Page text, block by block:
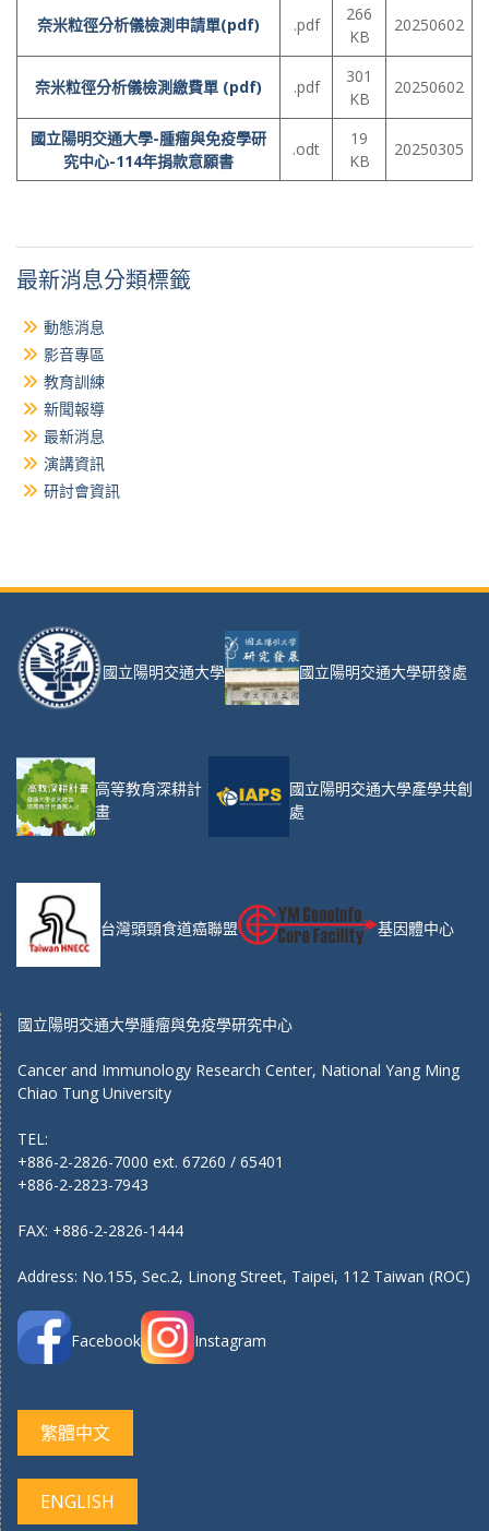
奈米粒徑分析儀檢測申請單(pdf) .pdf
266
KB
20250602
奈米粒徑分析儀檢測繳費單 (pdf) .pdf
301
KB
20250602
國立陽明交通大學-腫瘤與免疫學研
究中心-114年捐款意願書
.odt
19
KB
20250305
最新消息分類標籤
動態消息
影音專區
教育訓練
新聞報導
最新消息
演講資訊
研討會資訊
國立陽明交通大學 國立陽明交通大學研發處
高等教育深耕計
畫
國立陽明交通大學產學共創
處
台灣頭頸食道癌聯盟 基因體中心
國立陽明交通大學腫瘤與免疫學研究中心
Cancer and Immunology Research Center, National Yang Ming
Chiao Tung University
TEL:
+886-2-2826-7000 ext. 67260 / 65401
+886-2-2823-7943
FAX: +886-2-2826-1444
Address: No.155, Sec.2, Linong Street, Taipei, 112 Taiwan (ROC)
Facebook Instagram
繁體中文
ENGLISH